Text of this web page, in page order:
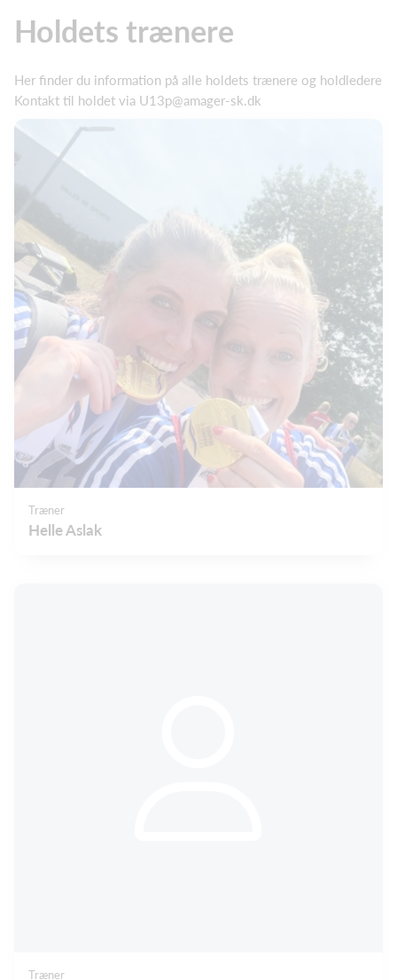
Holdets trænere
Her finder du information på alle holdets trænere og holdledere
Kontakt til holdet via U13p@amager-sk.dk
Træner
Helle Aslak
Træner